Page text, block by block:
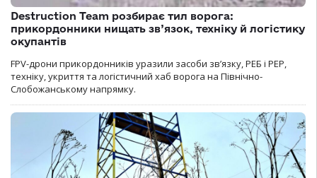
Destruction Team розбирає тил ворога:
прикордонники нищать зв’язок, техніку й логістику
окупантів
FPV-дрони прикордонників уразили засоби зв’язку, РЕБ і РЕР,
техніку, укриття та логістичний хаб ворога на Північно-
Слобожанському напрямку.